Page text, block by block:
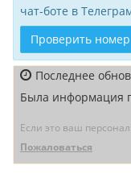
чат-боте в
Проверить номер
Последнее
Была информация
Если это ваш
Пожаловаться